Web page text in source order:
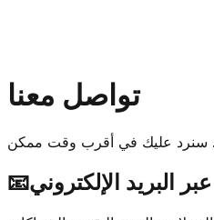
تواصل معنا
📧البريد الإلكتروني